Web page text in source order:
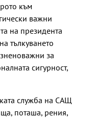
към
важни
на президента
тълкуването
за
сигурност,
служба на САЩ
поташа, рения,